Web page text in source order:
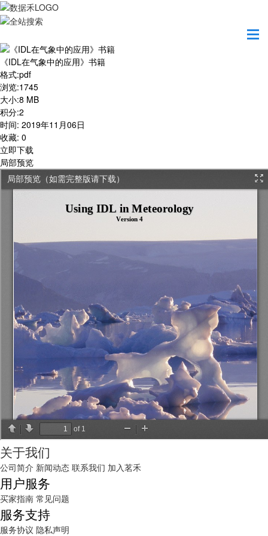
《IDL在气象中的应用》书籍
格式:pdf
浏览:1745
大小:8 MB
积分:2
时间: 2019年11月06日
收藏: 0
立即下载
局部预览
关于我们
公司简介 新闻动态 联系我们 加入茗禾
用户服务
买家指南 常见问题
服务支持
服务协议 隐私声明